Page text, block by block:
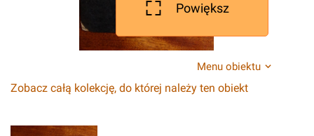
Powiększ
Menu obiektu
Zobacz całą kolekcję, do której należy ten obiekt